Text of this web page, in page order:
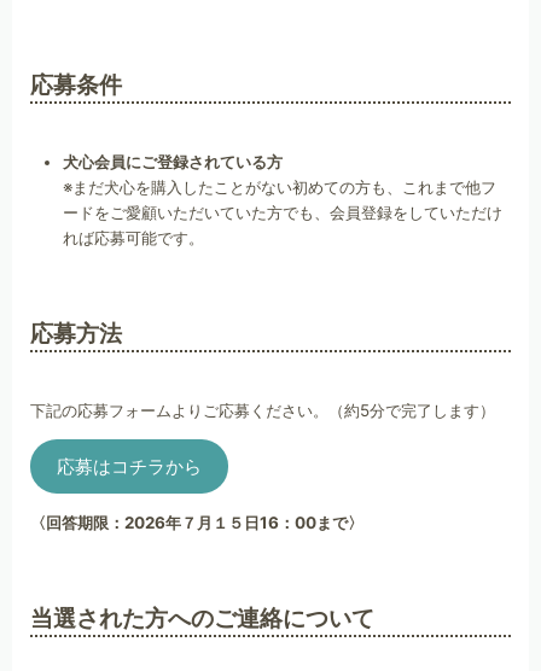
応募条件
犬心会員にご登録されている方
※まだ犬心を購入したことがない初めての方も、これまで他フ
ードをご愛顧いただいていた方でも、会員登録をしていただけ
れば応募可能です。
応募方法
下記の応募フォームよりご応募ください。（約5分で完了します）
応募はコチラから
〈回答期限：2026年７月１５日16：00まで〉
当選された方へのご連絡について